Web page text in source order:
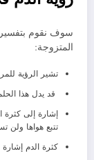
سوف نقوم بتفسير
المتزوجة:
تشير الرؤية
قد يدل هذا
إشارة إلى كثرة
تتبع هواها ولن
كثرة الدم إشارة